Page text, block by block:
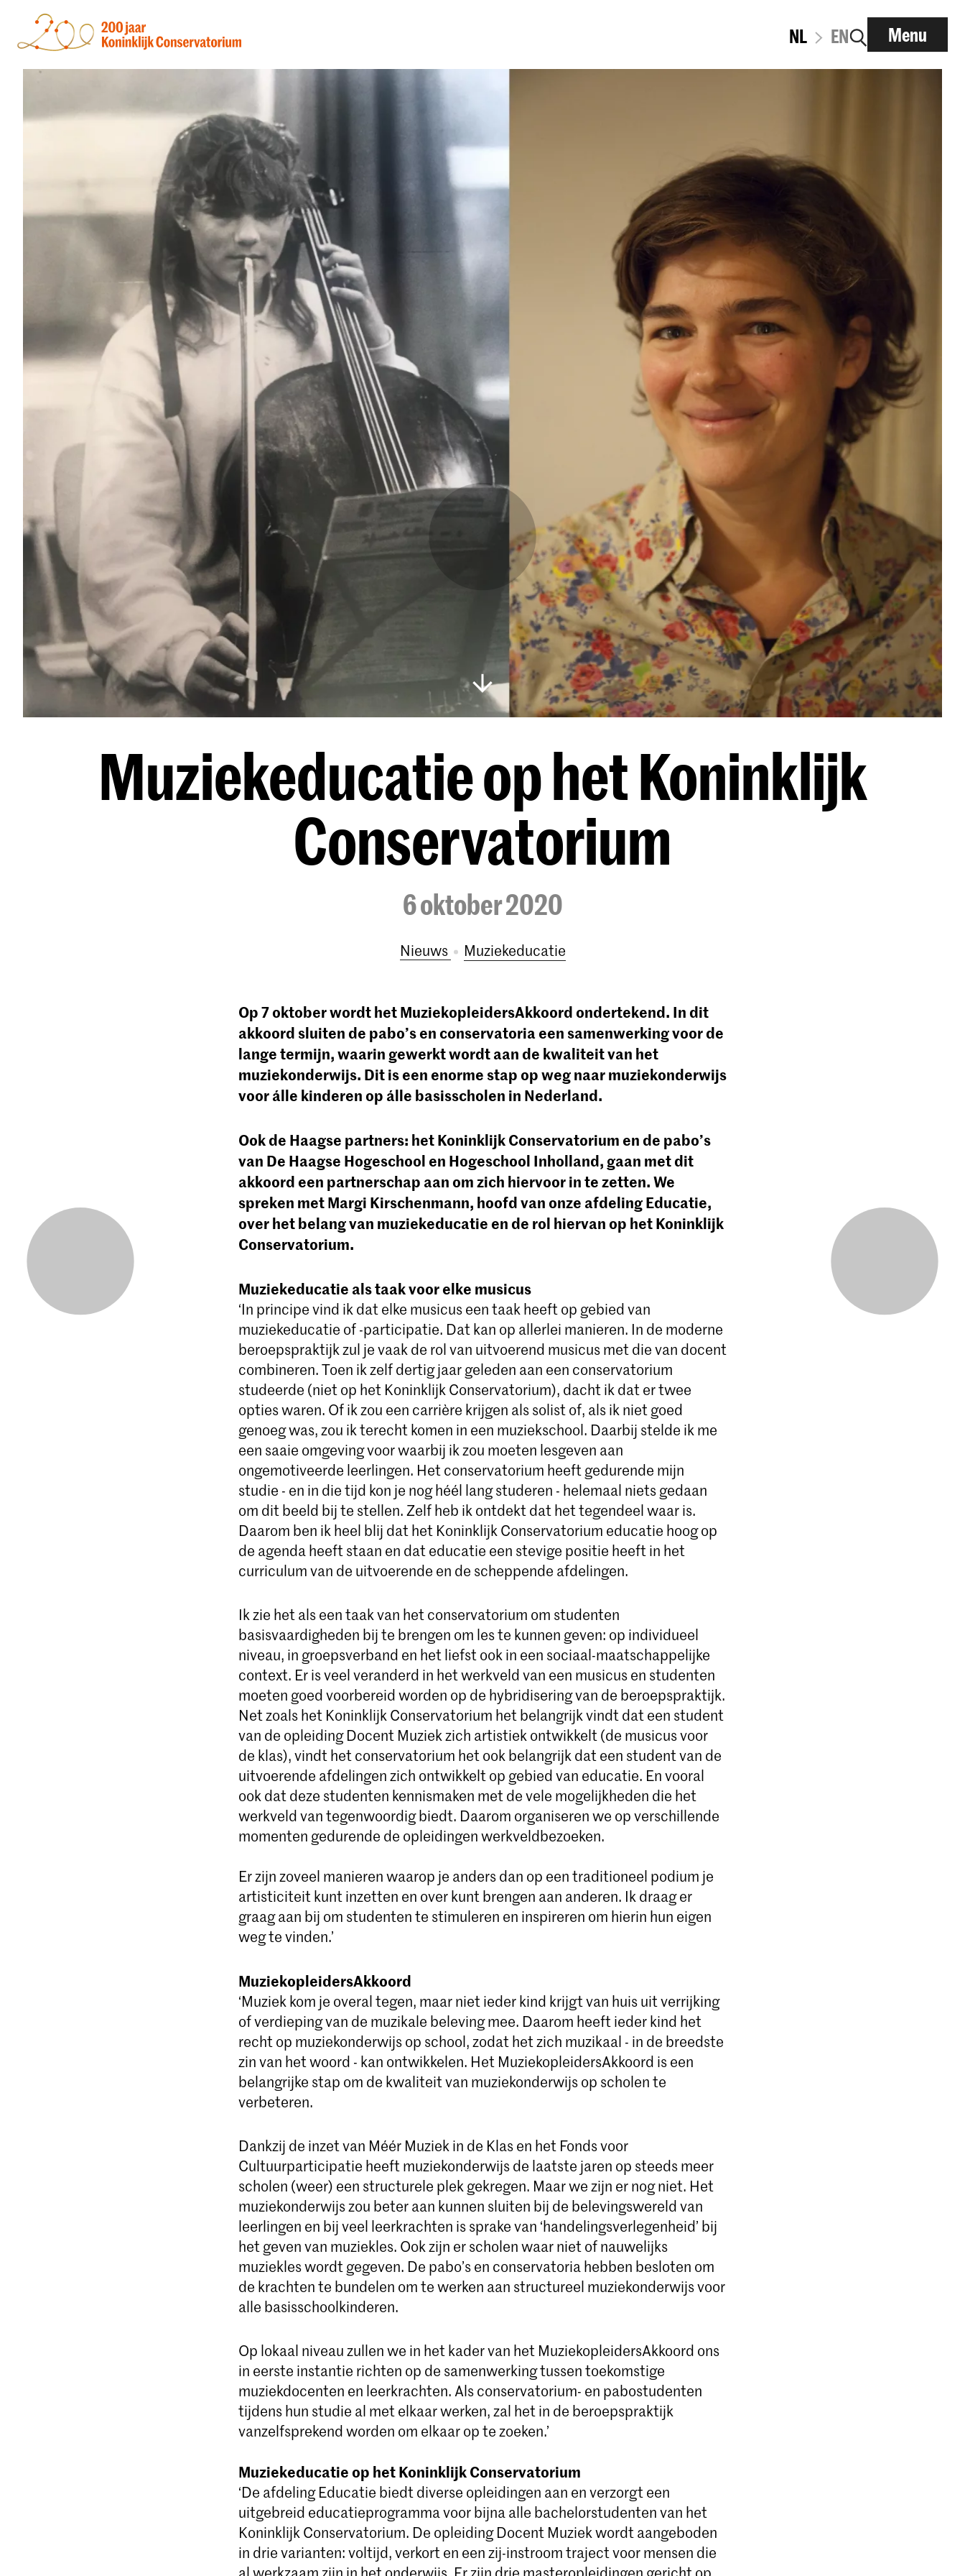
NL EN Menu
Muziekeducatie op het Koninklijk
Conservatorium
6 oktober 2020
Nieuws Muziekeducatie
Op 7 oktober wordt het MuziekopleidersAkkoord ondertekend. In dit
akkoord sluiten de pabo’s en conservatoria een samenwerking voor de
lange termijn, waarin gewerkt wordt aan de kwaliteit van het
muziekonderwijs. Dit is een enorme stap op weg naar muziekonderwijs
voor álle kinderen op álle basisscholen in Nederland.
Ook de Haagse partners: het Koninklijk Conservatorium en de pabo’s
van De Haagse Hogeschool en Hogeschool Inholland, gaan met dit
akkoord een partnerschap aan om zich hiervoor in te zetten. We
spreken met Margi Kirschenmann, hoofd van onze afdeling Educatie,
over het belang van muziekeducatie en de rol hiervan op het Koninklijk
Conservatorium.
Muziekeducatie als taak voor elke musicus
‘In principe vind ik dat elke musicus een taak heeft op gebied van
muziekeducatie of -participatie. Dat kan op allerlei manieren. In de moderne
beroepspraktijk zul je vaak de rol van uitvoerend musicus met die van docent
combineren. Toen ik zelf dertig jaar geleden aan een conservatorium
studeerde (niet op het Koninklijk Conservatorium), dacht ik dat er twee
opties waren. Of ik zou een carrière krijgen als solist of, als ik niet goed
genoeg was, zou ik terecht komen in een muziekschool. Daarbij stelde ik me
een saaie omgeving voor waarbij ik zou moeten lesgeven aan
ongemotiveerde leerlingen. Het conservatorium heeft gedurende mijn
studie - en in die tijd kon je nog héél lang studeren - helemaal niets gedaan
om dit beeld bij te stellen. Zelf heb ik ontdekt dat het tegendeel waar is.
Daarom ben ik heel blij dat het Koninklijk Conservatorium educatie hoog op
de agenda heeft staan en dat educatie een stevige positie heeft in het
curriculum van de uitvoerende en de scheppende afdelingen.
Ik zie het als een taak van het conservatorium om studenten
basisvaardigheden bij te brengen om les te kunnen geven: op individueel
niveau, in groepsverband en het liefst ook in een sociaal-maatschappelijke
context. Er is veel veranderd in het werkveld van een musicus en studenten
moeten goed voorbereid worden op de hybridisering van de beroepspraktijk.
Net zoals het Koninklijk Conservatorium het belangrijk vindt dat een student
van de opleiding Docent Muziek zich artistiek ontwikkelt (de musicus voor
de klas), vindt het conservatorium het ook belangrijk dat een student van de
uitvoerende afdelingen zich ontwikkelt op gebied van educatie. En vooral
ook dat deze studenten kennismaken met de vele mogelijkheden die het
werkveld van tegenwoordig biedt. Daarom organiseren we op verschillende
momenten gedurende de opleidingen werkveldbezoeken.
Er zijn zoveel manieren waarop je anders dan op een traditioneel podium je
artisticiteit kunt inzetten en over kunt brengen aan anderen. Ik draag er
graag aan bij om studenten te stimuleren en inspireren om hierin hun eigen
weg te vinden.’
MuziekopleidersAkkoord
‘Muziek kom je overal tegen, maar niet ieder kind krijgt van huis uit verrijking
of verdieping van de muzikale beleving mee. Daarom heeft ieder kind het
recht op muziekonderwijs op school, zodat het zich muzikaal - in de breedste
zin van het woord - kan ontwikkelen. Het MuziekopleidersAkkoord is een
belangrijke stap om de kwaliteit van muziekonderwijs op scholen te
verbeteren.
Dankzij de inzet van Méér Muziek in de Klas en het Fonds voor
Cultuurparticipatie heeft muziekonderwijs de laatste jaren op steeds meer
scholen (weer) een structurele plek gekregen. Maar we zijn er nog niet. Het
muziekonderwijs zou beter aan kunnen sluiten bij de belevingswereld van
leerlingen en bij veel leerkrachten is sprake van ‘handelingsverlegenheid’ bij
het geven van muziekles. Ook zijn er scholen waar niet of nauwelijks
muziekles wordt gegeven. De pabo’s en conservatoria hebben besloten om
de krachten te bundelen om te werken aan structureel muziekonderwijs voor
alle basisschoolkinderen.
Op lokaal niveau zullen we in het kader van het MuziekopleidersAkkoord ons
in eerste instantie richten op de samenwerking tussen toekomstige
muziekdocenten en leerkrachten. Als conservatorium- en pabostudenten
tijdens hun studie al met elkaar werken, zal het in de beroepspraktijk
vanzelfsprekend worden om elkaar op te zoeken.’
Muziekeducatie op het Koninklijk Conservatorium
‘De afdeling Educatie biedt diverse opleidingen aan en verzorgt een
uitgebreid educatieprogramma voor bijna alle bachelorstudenten van het
Koninklijk Conservatorium. De opleiding Docent Muziek wordt aangeboden
in drie varianten: voltijd, verkort en een zij-instroom traject voor mensen die